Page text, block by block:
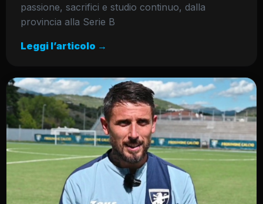
passione, sacrifici e studio continuo, dalla
provincia alla Serie B
Leggi l’articolo →